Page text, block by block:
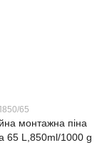
65
монтажна піна
65 L,850ml/1000 g